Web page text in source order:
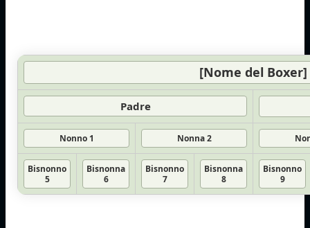
[Nome del Boxer]
Padre
Nonno 1 Nonna 2
Bisnonno
5
Bisnonna
6
Bisnonno
7
Bisnonna
8
Bisnonno
9